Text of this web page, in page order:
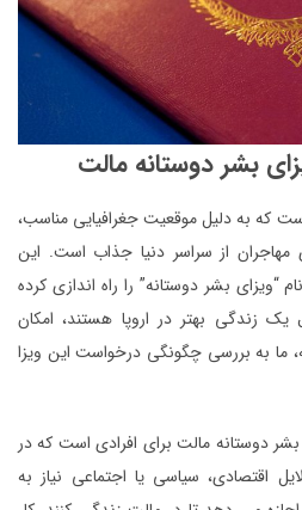
بشر دوستانه مالت
که به دلیل موقعیت جغرافیایی مناسب،
مهاجران از سراسر دنیا جذاب است. این
“ویزای بشر دوستانه” را راه اندازی کرده
زندگی بهتر در اروپا هستند، امکان
ما به بررسی چگونگی درخواست این ویزا
دوستانه مالت برای افرادی است که در
اقتصادی، سیاسی یا اجتماعی نیاز به